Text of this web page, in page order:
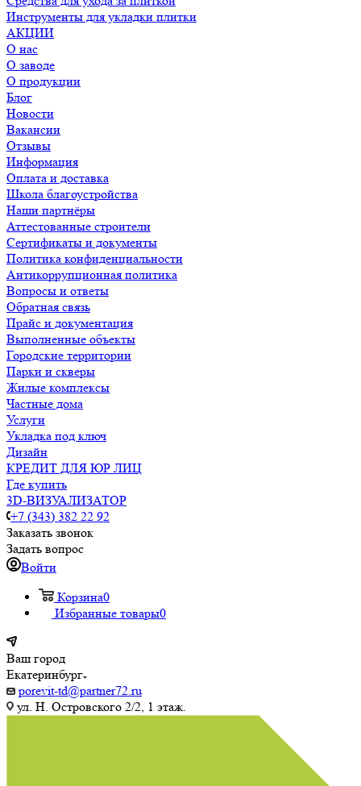
Инструменты для укладки плитки
АКЦИИ
О нас
О заводе
О продукции
Блог
Новости
Вакансии
Отзывы
Информация
Оплата и доставка
Школа благоустройства
Наши партнёры
Аттестованные строители
Сертификаты и документы
Политика конфиденциальности
Антикоррупционная политика
Вопросы и ответы
Обратная связь
Прайс и документация
Выполненные объекты
Городские территории
Парки и скверы
Жилые комплексы
Частные дома
Услуги
Укладка под ключ
Дизайн
КРЕДИТ ДЛЯ ЮР ЛИЦ
Где купить
3D-ВИЗУАЛИЗАТОР
+7 (343) 382 22 92
Заказать звонок
Задать вопрос
Войти
Корзина0
Избранные товары0
Ваш город
Екатеринбург
porevit-td@partner72.ru
ул. Н. Островского 2/2, 1 этаж.